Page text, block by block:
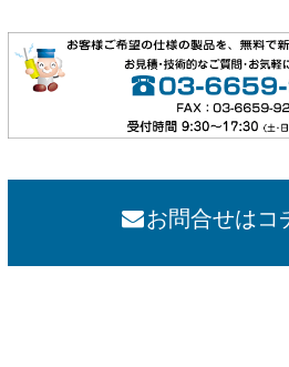
お問合せはコ